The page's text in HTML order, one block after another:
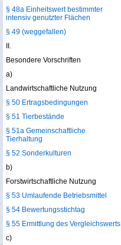
§ 48a Einheitswert bestimmter
intensiv genutzter Flächen
§ 49 (weggefallen)
II.
Besondere Vorschriften
a)
Landwirtschaftliche Nutzung
§ 50 Ertragsbedingungen
§ 51 Tierbestände
§ 51a Gemeinschaftliche
Tierhaltung
§ 52 Sonderkulturen
b)
Forstwirtschaftliche Nutzung
§ 53 Umlaufende Betriebsmittel
§ 54 Bewertungsstichtag
§ 55 Ermittlung des Vergleichswerts
c)